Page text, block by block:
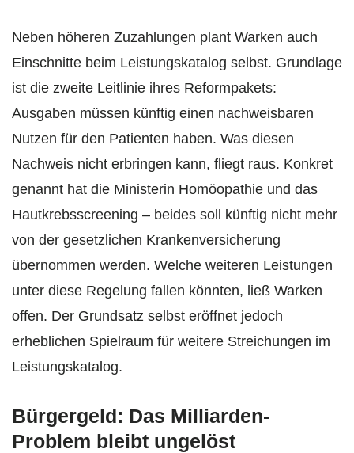
Neben höheren Zuzahlungen plant Warken auch
Einschnitte beim Leistungskatalog selbst. Grundlage
ist die zweite Leitlinie ihres Reformpakets:
Ausgaben müssen künftig einen nachweisbaren
Nutzen für den Patienten haben. Was diesen
Nachweis nicht erbringen kann, fliegt raus. Konkret
genannt hat die Ministerin Homöopathie und das
Hautkrebsscreening – beides soll künftig nicht mehr
von der gesetzlichen Krankenversicherung
übernommen werden. Welche weiteren Leistungen
unter diese Regelung fallen könnten, ließ Warken
offen. Der Grundsatz selbst eröffnet jedoch
erheblichen Spielraum für weitere Streichungen im
Leistungskatalog.
Bürgergeld: Das Milliarden-
Problem bleibt ungelöst